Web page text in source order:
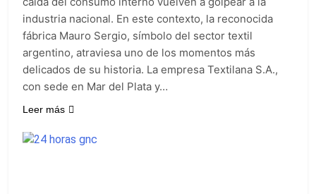
industria nacional. En este contexto, la reconocida
fábrica Mauro Sergio, símbolo del sector textil
argentino, atraviesa uno de los momentos más
delicados de su historia. La empresa Textilana S.A.,
con sede en Mar del Plata y…
Leer más